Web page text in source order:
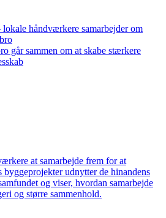
håndværkere samarbejder om
går sammen om at skabe stærkere
at samarbejde frem for at
udnytter de hinandens
og viser, hvordan samarbejde
og større sammenhold.